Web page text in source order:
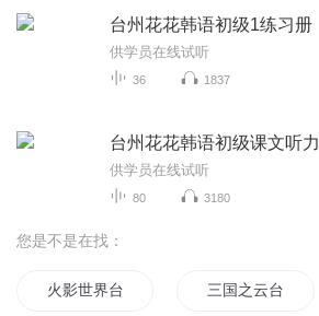
台州花花韩语初级1练习册
供学员在线试听
36 1837
台州花花韩语初级课文听力
供学员在线试听
80 3180
您是不是在找：
火影世界台风传 三国之云台